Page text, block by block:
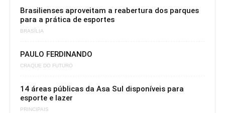
Brasilienses aproveitam a reabertura dos parques
para a prática de esportes
BRASÍLIA
PAULO FERDINANDO
CRAQUE DO FUTURO
14 áreas públicas da Asa Sul disponíveis para
esporte e lazer
PRINCIPAIS